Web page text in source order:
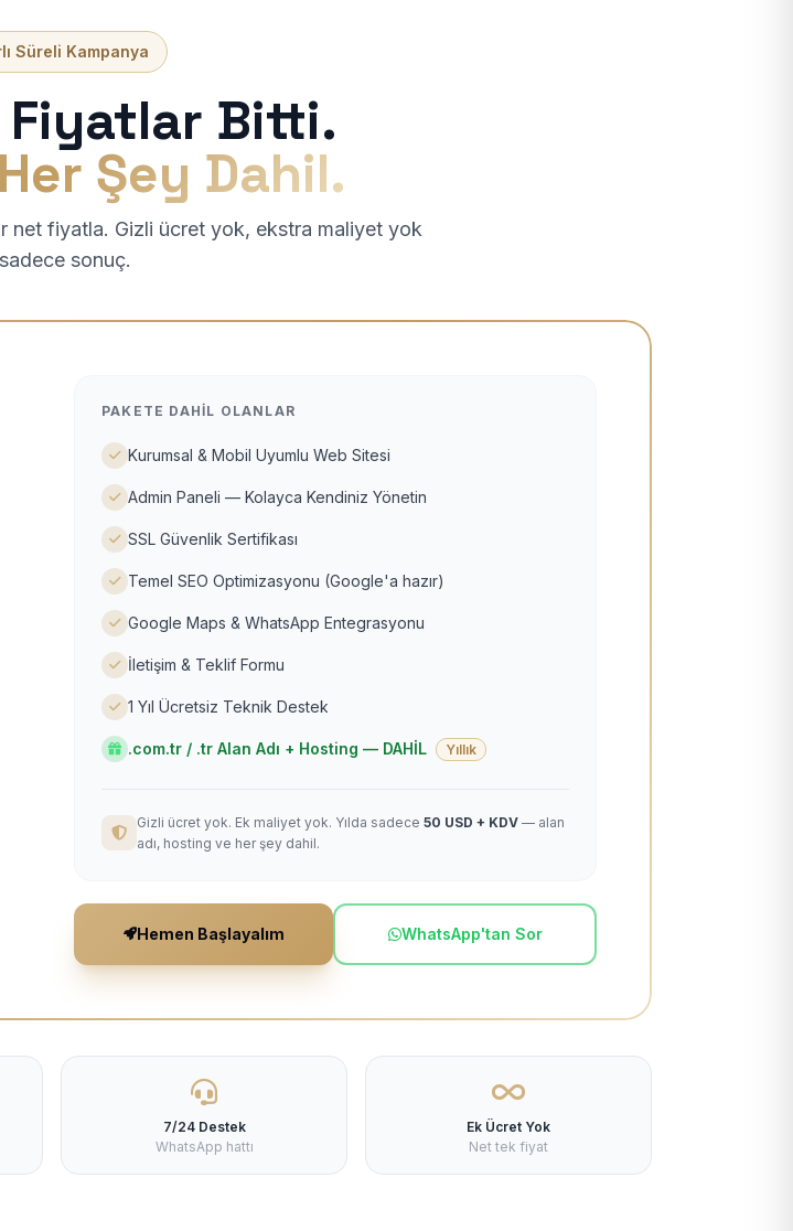
Süreli Kampanya
Fiyatlar Bitti.
Şey Dahil.
net fiyatla. Gizli ücret yok, ekstra maliyet yok
sonuç.
PAKETE DAHIL OLANLAR
Kurumsal & Mobil Uyumlu Web Sitesi
Admin Paneli — Kolayca Kendiniz Yönetin
SSL Güvenlik Sertifikası
Temel SEO Optimizasyonu (Google'a hazır)
Google Maps & WhatsApp Entegrasyonu
İletişim & Teklif Formu
1 Yıl Ücretsiz Teknik Destek
.com.tr / .tr Alan Adı + Hosting — DAHİL Yıllık
Gizli ücret yok. Ek maliyet yok. Yılda sadece 50 USD + KDV — alan
adı, hosting ve her şey dahil.
Hemen Başlayalım WhatsApp'tan Sor
7/24 Destek
WhatsApp hattı
Ek Ücret Yok
Net tek fiyat